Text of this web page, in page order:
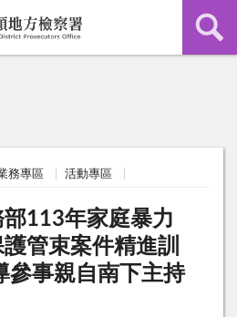
務專區 活動專區
113年家庭暴力
管束案件精進訓
參事親自南下主持